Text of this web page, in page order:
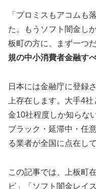
「プロミスもアコムも
た。もうソフト闇金し
板町の方に、まず一つ
規の中小消費者金融す
日本には金融庁に登録
上存在します。大手4
金10社程度しか知らな
ブラック・延滞中・任
る業者が全国に点在し
この記事では、上板町
ビ」「ソフト闇金レイ